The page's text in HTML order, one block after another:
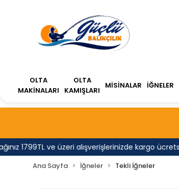
1799TL ve üzeri alışverişlerinizde kargo ücretsiz.
OLTA
MAKİNALARI
OLTA
KAMIŞLARI
MİSİNALAR İĞNELER
Ana Sayfa İğneler Tekli İğneler